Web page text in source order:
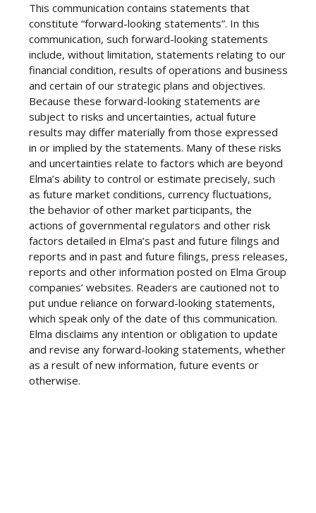
This communication contains statements that
constitute “forward-looking statements”. In this
communication, such forward-looking statements
include, without limitation, statements relating to our
financial condition, results of operations and business
and certain of our strategic plans and objectives.
Because these forward-looking statements are
subject to risks and uncertainties, actual future
results may differ materially from those expressed
in or implied by the statements. Many of these risks
and uncertainties relate to factors which are beyond
Elma’s ability to control or estimate precisely, such
as future market conditions, currency fluctuations,
the behavior of other market participants, the
actions of governmental regulators and other risk
factors detailed in Elma’s past and future filings and
reports and in past and future filings, press releases,
reports and other information posted on Elma Group
companies’ websites. Readers are cautioned not to
put undue reliance on forward-looking statements,
which speak only of the date of this communication.
Elma disclaims any intention or obligation to update
and revise any forward-looking statements, whether
as a result of new information, future events or
otherwise.